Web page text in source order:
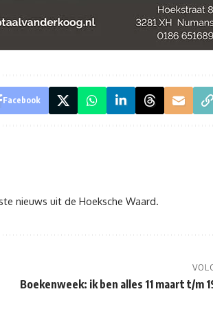
Facebook
nieuws uit de Hoeksche Waard.
Boekenweek: ik ben alles 11 maart t/m